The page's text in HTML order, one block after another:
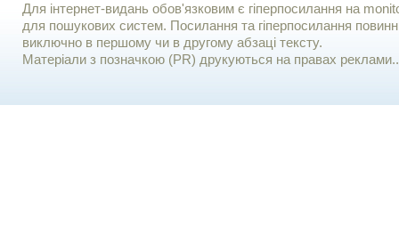
Для iнтернет-видань обов'язковим є гiперпосилання на
для пошукових систем. Посилання та гіперпосилання
виключно в першому чи в другому абзаці тексту.
Матеріали з позначкою (PR) друкуються на правах реклами..